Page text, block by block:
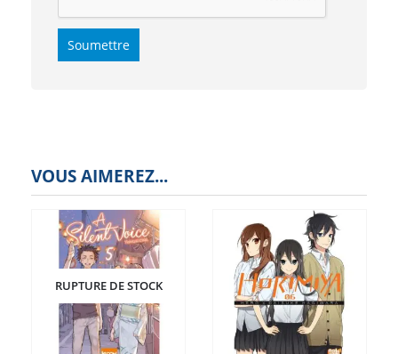
VOUS AIMEREZ...
RUPTURE DE STOCK